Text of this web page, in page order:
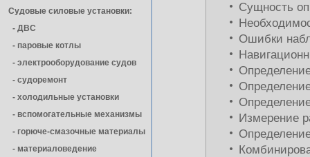
Судовые силовые установки:
- ДВС
- паровые котлы
- электрооборудование судов
- cудоремонт
- холодильные установки
- вспомогательные механизмы
- горюче-смазочные материалы
- материаловедение
Сущность
Ошибки
Измерение